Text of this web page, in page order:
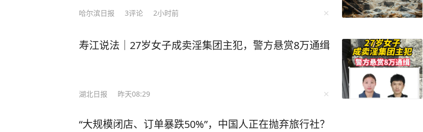
哈尔滨日报 3评论 2小时前
寿江说法｜27岁女子成卖淫集团主犯，警方悬赏8万通缉
湖北日报 昨天08:29
“大规模闭店、订单暴跌50%”，中国人正在抛弃旅行社？